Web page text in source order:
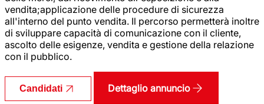
vendita;applicazione delle procedure di sicurezza
all'interno del punto vendita. Il percorso permetterà inoltre
di sviluppare capacità di comunicazione con il cliente,
ascolto delle esigenze, vendita e gestione della relazione
con il pubblico.
Candidati Dettaglio annuncio